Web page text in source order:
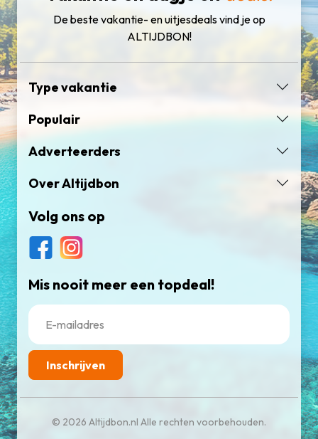
De beste vakantie- en uitjesdeals vind je op
ALTIJDBON!
Type vakantie
Populair
Adverteerders
Over Altijdbon
Volg ons op
Mis nooit meer een topdeal!
Inschrijven
© 2026 Altijdbon.nl Alle rechten voorbehouden.